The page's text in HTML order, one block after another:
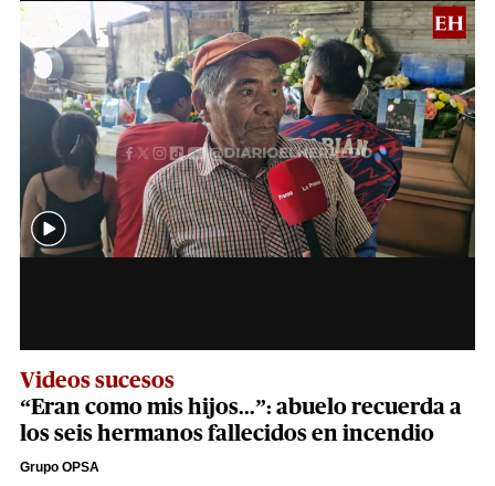
Videos sucesos
“Eran como mis hijos...”: abuelo recuerda a
los seis hermanos fallecidos en incendio
Grupo OPSA